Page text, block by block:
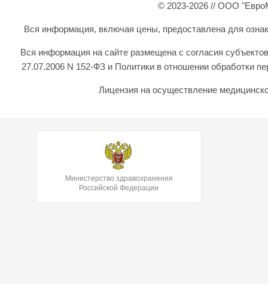
© 2023-2026 // ООО
Вся информация, включая цены, предоставлена для
Вся информация на сайте размещена с согласия
27.07.2006 N 152-ФЗ и Политики в отношении обработки
Лицензия на осуществление
Министерство здравохранения
Российской Федерации